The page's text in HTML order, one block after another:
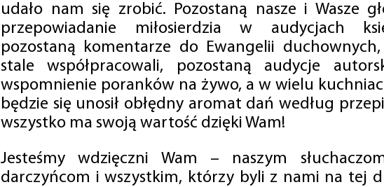
udało nam się zrobić. Pozostaną nasze i Wasze
przepowiadanie miłosierdzia w audycjach
pozostaną komentarze do Ewangelii
stale współpracowali, pozostaną audycje
wspomnienie poranków na żywo, a w wielu
będzie się unosił obłędny aromat dań według
wszystko ma swoją wartość dzięki Wam!
Jesteśmy wdzięczni Wam – naszym
darczyńcom i wszystkim, którzy byli z nami na tej